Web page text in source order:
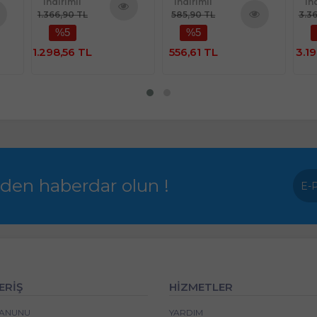
1.366,90 TL
%5
1.298,56 TL
585,90 TL
%5
556,61 TL
haberdar olun !
HİZMETLER
YARDIM